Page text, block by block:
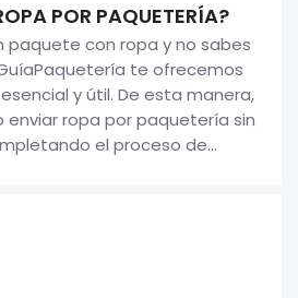
POR PAQUETERÍA?
paquete con ropa y no sabes
te ofrecemos
y útil. De esta manera,
ropa por paquetería sin
el proceso de...